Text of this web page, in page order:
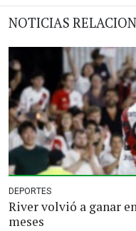
NOTICIAS
DEPORTES
River volvió a ganar
meses